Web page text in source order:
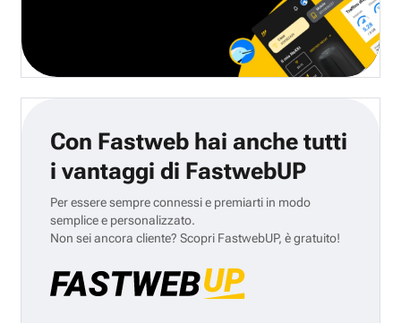
Con Fastweb hai anche tutti
i vantaggi di FastwebUP
Per essere sempre connessi e premiarti in modo
semplice e personalizzato.
Non sei ancora cliente? Scopri FastwebUP, è gratuito!